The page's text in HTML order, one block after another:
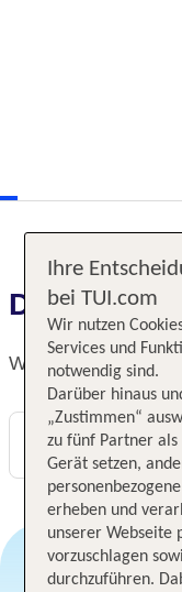
Das
Wakeup
Digitaler
Ihre
bei TUI.com
Wir nutzen
Services und
notwendig sind.
Darüber hinaus
„Zustimmen“
zu fünf Partner
Gerät setzen,
erheben und
unserer Webseite
vorzuschlagen
durchzuführen.